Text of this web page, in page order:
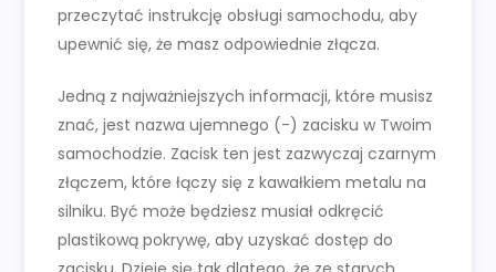
przeczytać instrukcję obsługi samochodu, aby
upewnić się, że masz odpowiednie złącza.
Jedną z najważniejszych informacji, które musisz
znać, jest nazwa ujemnego (-) zacisku w Twoim
samochodzie. Zacisk ten jest zazwyczaj czarnym
złączem, które łączy się z kawałkiem metalu na
silniku. Być może będziesz musiał odkręcić
plastikową pokrywę, aby uzyskać dostęp do